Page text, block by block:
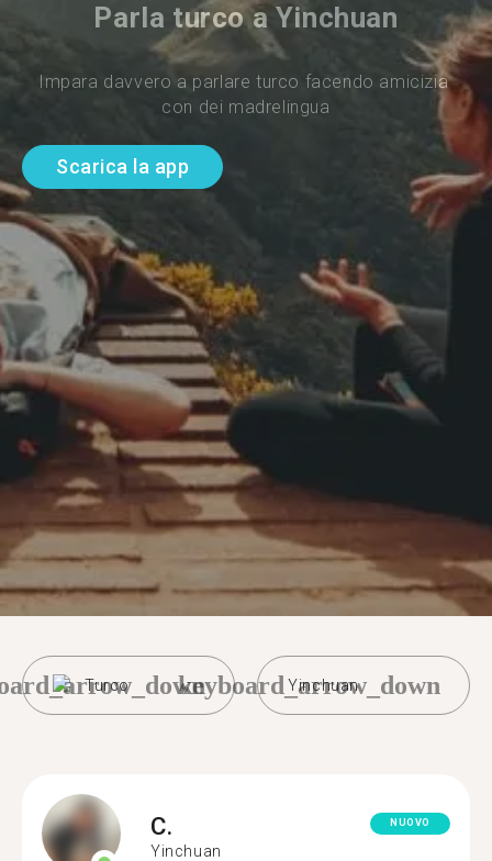
Parla turco a Yinchuan
Impara davvero a parlare turco facendo amicizia
con dei madrelingua
Scarica la app
Turco Yinchuan
keyboard_arrow_down
C.
Yinchuan
NUOVO